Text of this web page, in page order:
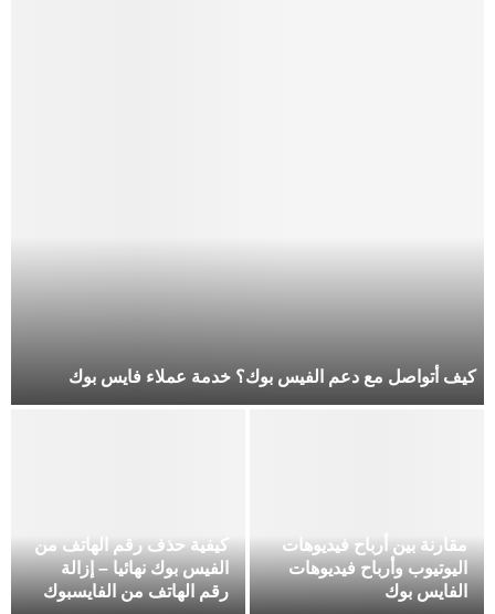
كيف أتواصل مع دعم الفيس بوك؟ خدمة عملاء فايس بوك
كيفية حذف رقم الهاتف من
الفيس بوك نهائيا – إزالة
رقم الهاتف من الفايسبوك
مقارنة بين أرباح فيديوهات
اليوتيوب وأرباح فيديوهات
الفايس بوك